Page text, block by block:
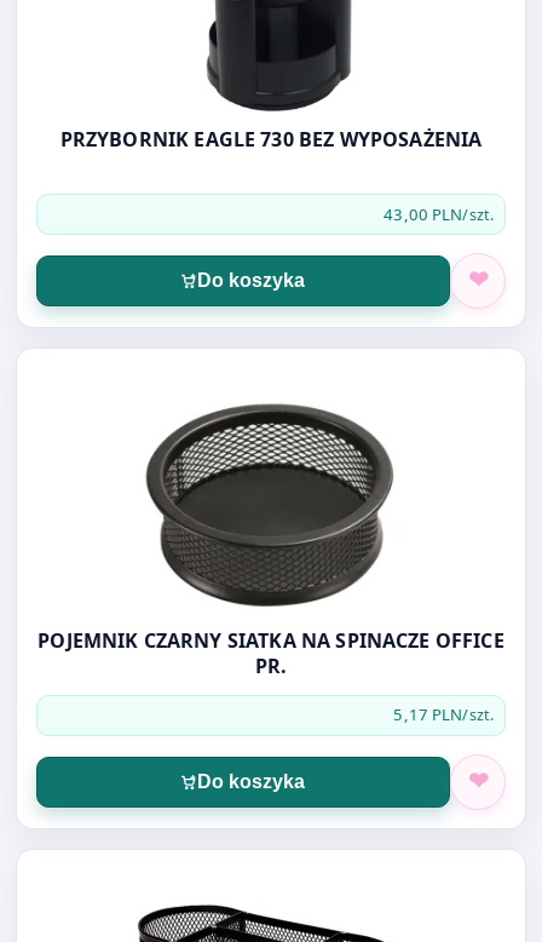
PRZYBORNIK EAGLE 730 BEZ WYPOSAŻENIA
43,00 PLN/szt.
Do koszyka
Otwórz produkt: POJEMNIK CZARNY SIATKA NA SPINACZE
POJEMNIK CZARNY SIATKA NA SPINACZE OFFICE
PR.
5,17 PLN/szt.
Do koszyka
Otwórz produkt: PRZYBORNIK WiELOFUNKCYJNY TRES